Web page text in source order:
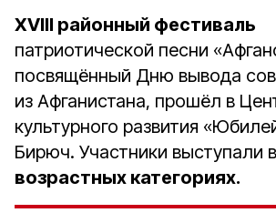
XVIII районный фестиваль
патриотической песни
посвящённый Дню вывода
из Афганистана, прошёл в
культурного развития
Бирюч. Участники выступали в
возрастных категориях.